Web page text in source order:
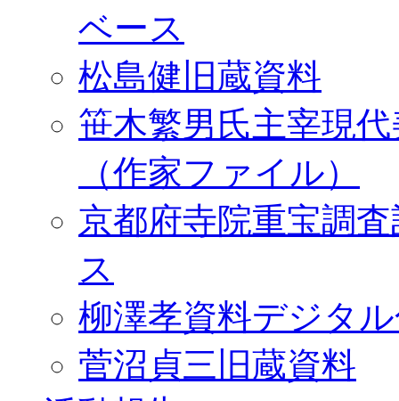
ベース
松島健旧蔵資料
笹木繁男氏主宰現
（作家ファイル）
京都府寺院重宝調
ス
柳澤孝資料デジタ
菅沼貞三旧蔵資料